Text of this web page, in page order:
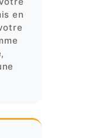
en